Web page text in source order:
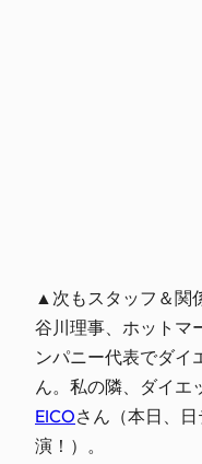
▲次もスタッフ＆関
谷川理事、ホットマ
ンパニー代表でダイ
ん。私の隣、ダイエ
EICOさん（本日、
演！）。